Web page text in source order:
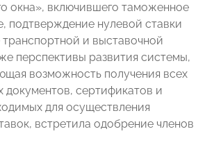
окна», включившего таможенное
подтверждение нулевой ставки
и выставочной
перспективы развития системы,
возможность получения всех
документов, сертификатов и
для осуществления
встретила одобрение членов